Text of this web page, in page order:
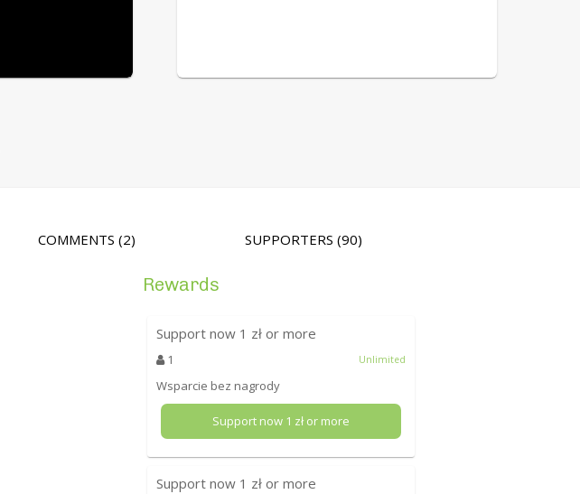
COMMENTS(2) SUPPORTERS(90)
Rewards
Support now 1 zł or more
1 Unlimited
Wsparcie bez nagrody
Support now 1 zł or more
Support now 1 zł or more